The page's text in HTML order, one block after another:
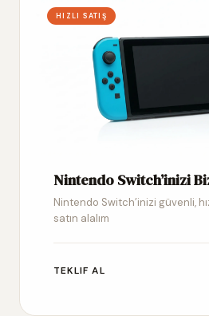
HIZLI SATIŞ
Nintendo Switch’inizi
Nintendo Switch’inizi güvenli,
satın alalım
TEKLIF AL